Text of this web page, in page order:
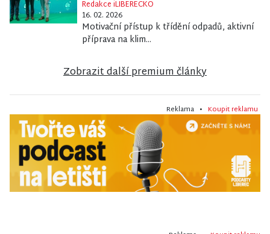
Redakce iLIBERECKO
16. 02. 2026
Motivační přístup k třídění odpadů, aktivní
příprava na klim...
Zobrazit další premium články
Reklama • Koupit reklamu